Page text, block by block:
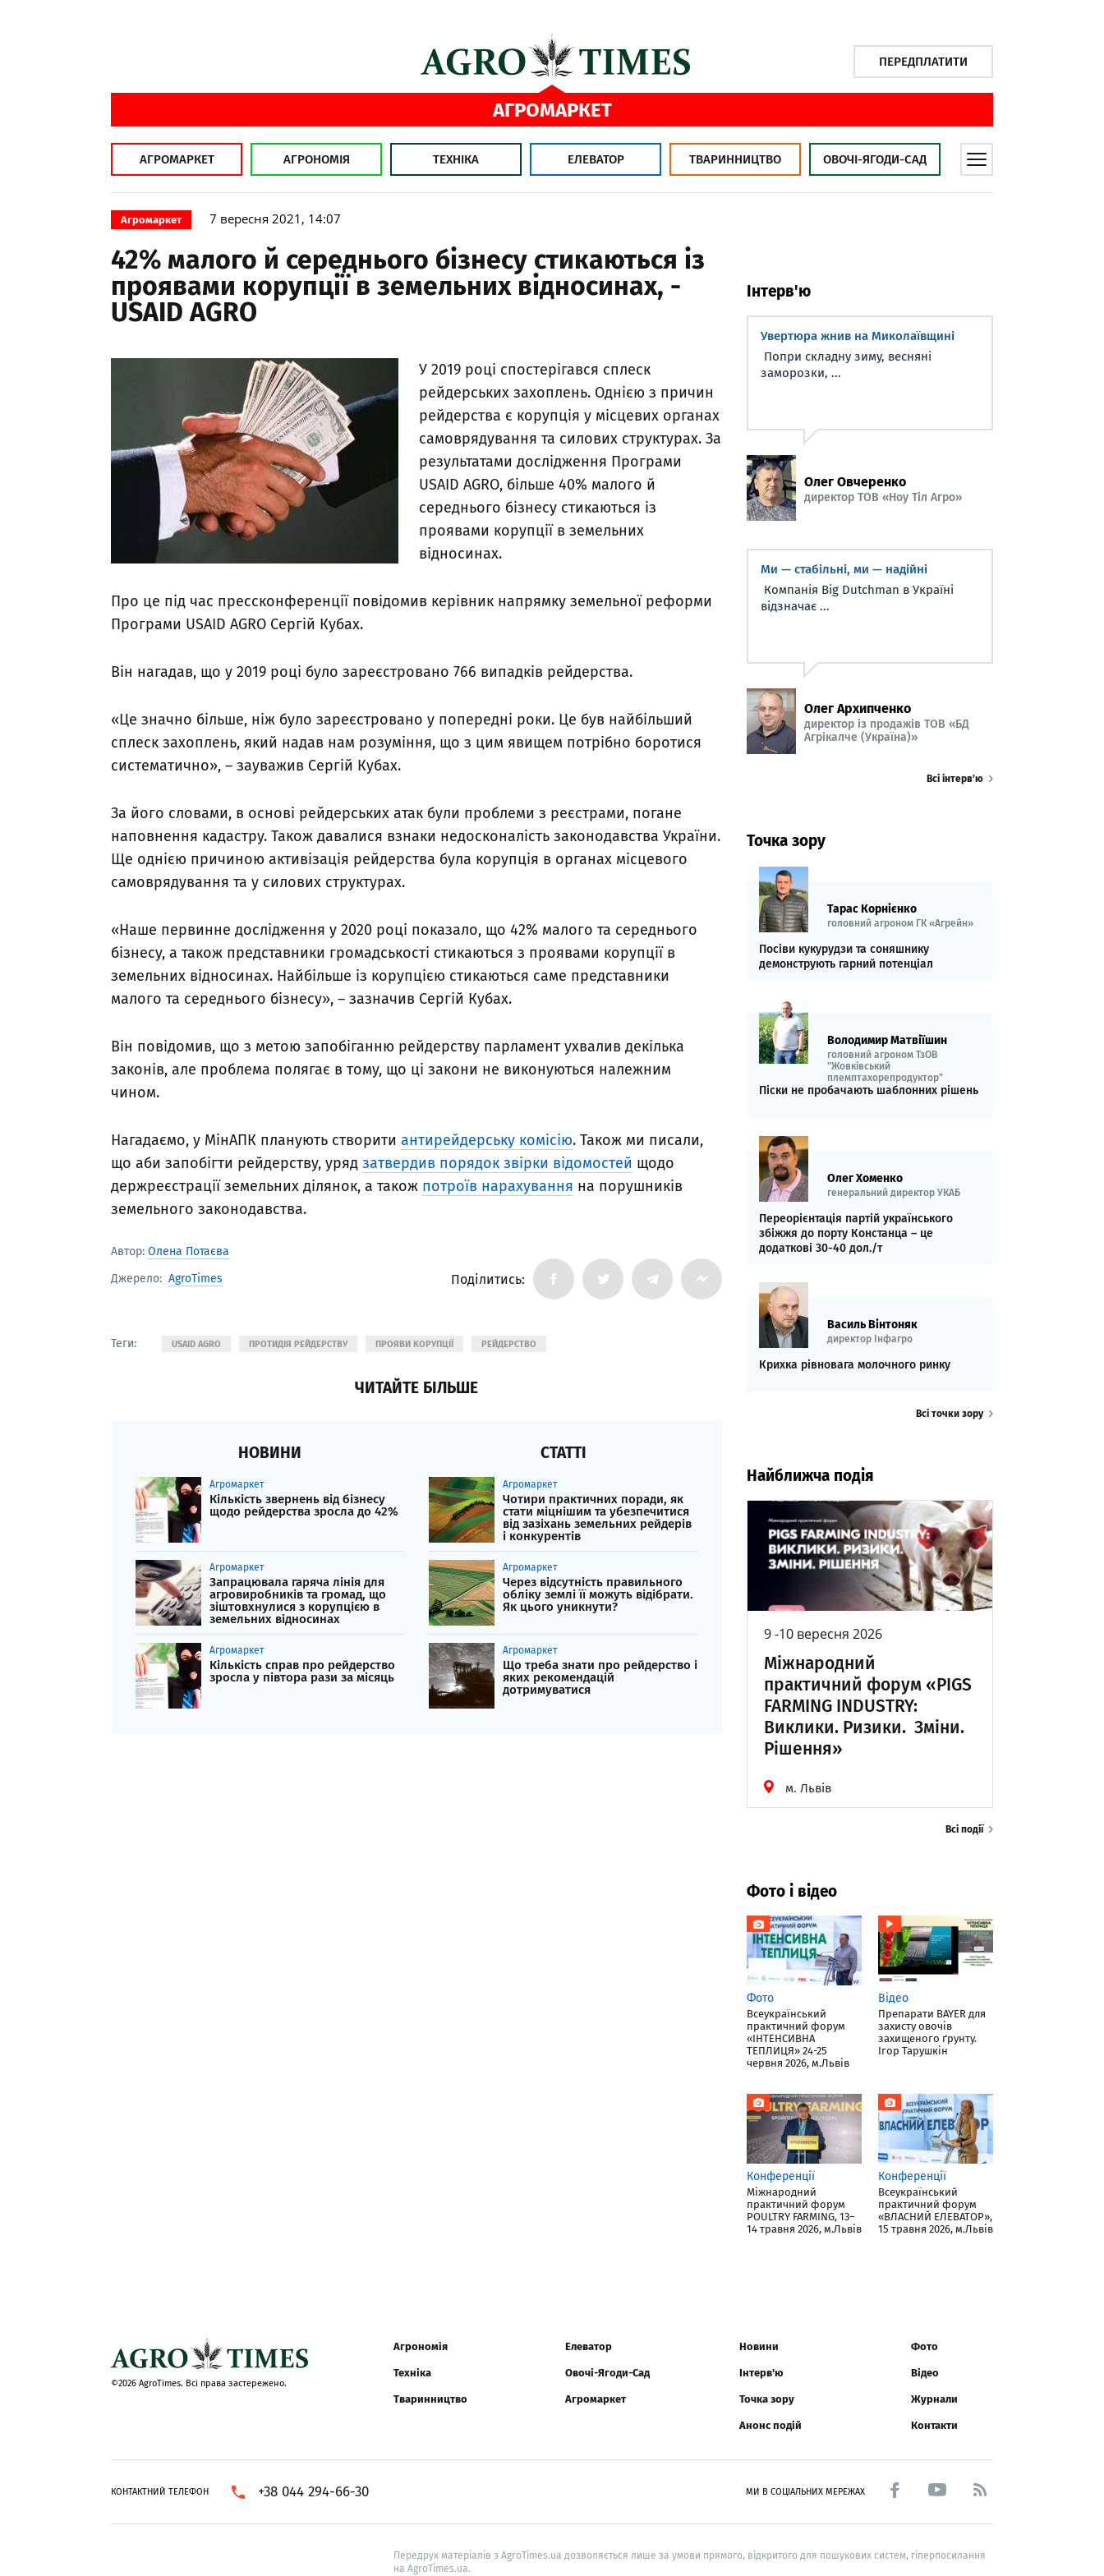
ПЕРЕДПЛАТИТИ
АГРОМАРКЕТ
АГРОМАРКЕТ АГРОНОМІЯ ТЕХНІКА ЕЛЕВАТОР ТВАРИННИЦТВО ОВОЧІ-ЯГОДИ-САД
Агромаркет 7 вересня 2021, 14:07
42% малого й середнього бізнесу стикаються із
проявами корупції в земельних відносинах, -
USAID AGRO
У 2019 році спостерігався сплеск
рейдерських захоплень. Однією з причин
рейдерства є корупція у місцевих органах
самоврядування та силових структурах. За
результатами дослідження Програми
USAID AGRO, більше 40% малого й
середнього бізнесу стикаються із
проявами корупції в земельних
відносинах.
Про це під час прессконференції повідомив керівник напрямку земельної реформи
Програми USAID AGRO Сергій Кубах.
Він нагадав, що у 2019 році було зареєстровано 766 випадків рейдерства.
«Це значно більше, ніж було зареєстровано у попередні роки. Це був найбільший
сплеск захоплень, який надав нам розуміння, що з цим явищем потрібно боротися
систематично», – зауважив Сергій Кубах.
За його словами, в основі рейдерських атак були проблеми з реєстрами, погане
наповнення кадастру. Також давалися взнаки недосконалість законодавства України.
Ще однією причиною активізація рейдерства була корупція в органах місцевого
самоврядування та у силових структурах.
«Наше первинне дослідження у 2020 році показало, що 42% малого та середнього
бізнесу, а також представники громадськості стикаються з проявами корупції в
земельних відносинах. Найбільше із корупцією стикаються саме представники
малого та середнього бізнесу», – зазначив Сергій Кубах.
Він повідомив, що з метою запобіганню рейдерству парламент ухвалив декілька
законів, але проблема полягає в тому, що ці закони не виконуються належним
чином.
Нагадаємо, у МінАПК планують створити антирейдерську комісію. Також ми писали,
що аби запобігти рейдерству, уряд затвердив порядок звірки відомостей щодо
держреєстрації земельних ділянок, а також потроїв нарахування на порушників
земельного законодавства.
Автор: Олена Потаєва
Джерело: AgroTimes Поділитись:
Теги: USAID AGRO ПРОТИДІЯ РЕЙДЕРСТВУ ПРОЯВИ КОРУПЦІЇ РЕЙДЕРСТВО
ЧИТАЙТЕ БІЛЬШЕ
НОВИНИ
Агромаркет
Кількість звернень від бізнесу
щодо рейдерства зросла до 42%
Агромаркет
Запрацювала гаряча лінія для
агровиробників та громад, що
зіштовхнулися з корупцією в
земельних відносинах
Агромаркет
Кількість справ про рейдерство
зросла у півтора рази за місяць
СТАТТІ
Агромаркет
Чотири практичних поради, як
стати міцнішим та убезпечитися
від зазіхань земельних рейдерів
і конкурентів
Агромаркет
Через відсутність правильного
обліку землі її можуть відібрати.
Як цього уникнути?
Агромаркет
Що треба знати про рейдерство і
яких рекомендацій
дотримуватися
Інтерв'ю
Увертюра жнив на Миколаївщині
Попри складну зиму, весняні
заморозки, ...
Олег Овчеренко
директор ТОВ «Ноу Тіл Агро»
Ми — стабільні, ми — надійні
Компанія Big Dutchman в Україні
відзначає ...
Олег Архипченко
директор із продажів ТОВ «БД
Агрікалче (Україна)»
Всі інтерв’ю
Точка зору
Тарас Корнієнко
головний агроном ГК «Агрейн»
Посіви кукурудзи та соняшнику
демонструють гарний потенціал
Володимир Матвіїшин
головний агроном ТзОВ
"Жовківський
племптахорепродуктор"
Піски не пробачають шаблонних рішень
Олег Хоменко
генеральний директор УКАБ
Переорієнтація партій українського
збіжжя до порту Констанца – це
додаткові 30-40 дол./т
Василь Вінтоняк
директор Інфагро
Крихка рівновага молочного ринку
Всі точки зору
Найближча подія
9 -10 вересня 2026
Міжнародний
практичний форум «PIGS
FARMING INDUSTRY:
Виклики. Ризики. Зміни.
Рішення»
м. Львів
Всі події
Фото і відео
Фото
Всеукраїнський
практичний форум
«ІНТЕНСИВНА
ТЕПЛИЦЯ» 24-25
червня 2026, м.Львів
Відео
Препарати BAYER для
захисту овочів
захищеного ґрунту.
Ігор Тарушкін
Конференції
Міжнародний
практичний форум
POULTRY FARMING, 13–
14 травня 2026, м.Львів
Конференції
Всеукраїнський
практичний форум
«ВЛАСНИЙ ЕЛЕВАТОР»,
15 травня 2026, м.Львів
©2026 AgroTimes. Всі права застережено.
Агрономія
Техніка
Тваринництво
Елеватор
Овочі-Ягоди-Сад
Агромаркет
Новини
Інтерв'ю
Точка зору
Анонс подій
Фото
Відео
Журнали
Контакти
КОНТАКТНИЙ ТЕЛЕФОН +38 044 294-66-30 МИ В СОЦІАЛЬНИХ МЕРЕЖАХ
Передрук матеріалів з AgroTimes.ua дозволяється лише за умови прямого, відкритого для пошукових систем, гіперпосилання
на AgroTimes.ua.